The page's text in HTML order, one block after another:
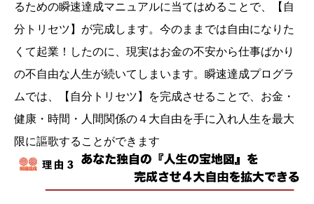
るための瞬速達成マニュアルに当てはめることで、【自
分トリセツ】が完成します。今のままでは自由になりた
くて起業！したのに、現実はお金の不安から仕事ばかり
の不自由な人生が続いてしまいます。瞬速達成プログラ
ムでは、【自分トリセツ】を完成させることで、お金・
健康・時間・人間関係の４大自由を手に入れ人生を最大
限に謳歌することができます